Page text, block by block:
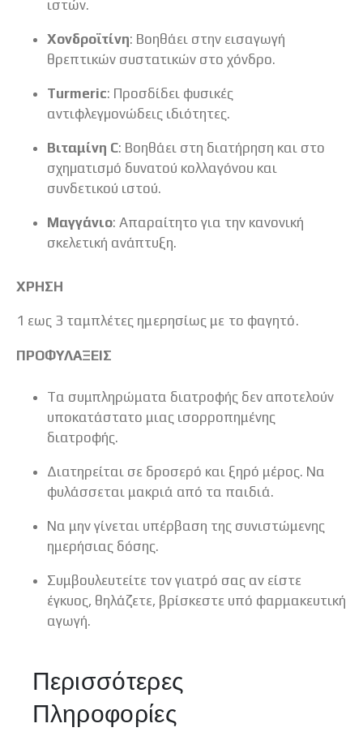
ιστών.
Χονδροϊτίνη: Βοηθάει στην εισαγωγή
θρεπτικών συστατικών στο χόνδρο.
Turmeric: Προσδίδει φυσικές
αντιφλεγµονώδεις ιδιότητες.
Βιταμίνη C: Βοηθάει στη διατήρηση και στο
σχηµατισµό δυνατού κολλαγόνου και
συνδετικού ιστού.
Μαγγάνιο: Απαραίτητο για την κανονική
σκελετική ανάπτυξη.
ΧΡΗΣΗ
1 εως 3 ταμπλέτες ημερησίως με το φαγητό.
ΠΡΟΦΥΛΑΞΕΙΣ
Tα συμπληρώματα διατροφής δεν αποτελούν
υποκατάστατο μιας ισορροπημένης
διατροφής.
Διατηρείται σε δροσερό και ξηρό μέρος. Να
φυλάσσεται μακριά από τα παιδιά.
Να μην γίνεται υπέρβαση της συνιστώμενης
ημερήσιας δόσης.
Συμβουλευτείτε τον γιατρό σας αν είστε
έγκυος, θηλάζετε, βρίσκεστε υπό φαρμακευτική
αγωγή.
Περισσότερες
Πληροφορίες